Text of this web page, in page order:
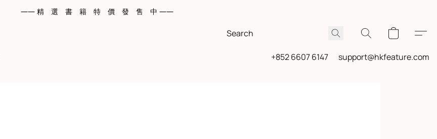
—— 精 選 書 籍 特 價 發 售 中 ——
+852 6607 6147 support@hkfeature.com